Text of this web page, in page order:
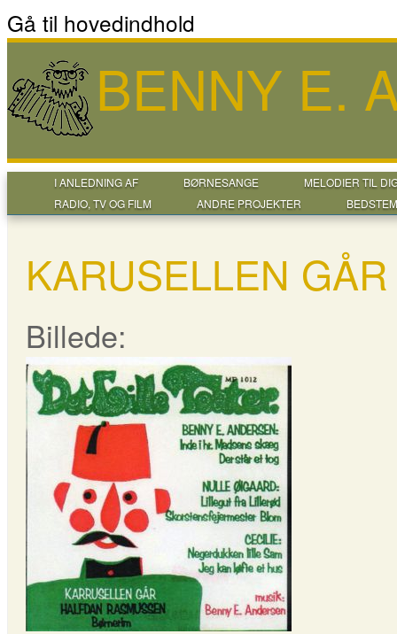
Gå til hovedindhold
BENNY E.
I ANLEDNING AF BØRNESANGE
MELODIER TIL
RADIO, TV OG FILM
ANDRE PROJEKTER
KARUSELLEN
Billede: